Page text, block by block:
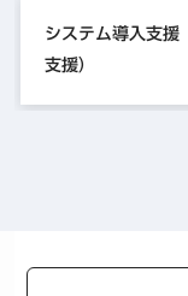
システム導入支援
支援）